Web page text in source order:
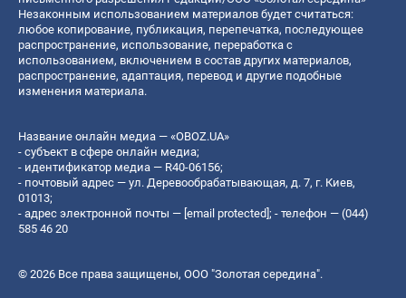
Незаконным использованием материалов будет считаться:
любое копирование, публикация, перепечатка, последующее
распространение, использование, переработка с
использованием, включением в состав других материалов,
распространение, адаптация, перевод и другие подобные
изменения материала.
Название онлайн медиа — «OBOZ.UA»
- субъект в сфере онлайн медиа;
- идентификатор медиа — R40-06156;
- почтовый адрес — ул. Деревообрабатывающая, д. 7, г. Киев,
01013;
- адрес электронной почты — [email protected]; - телефон — (044)
585 46 20
© 2026 Все права защищены, ООО "Золотая середина".